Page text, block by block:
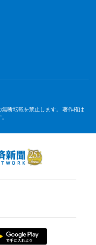
断転載を禁止します。 著作権は